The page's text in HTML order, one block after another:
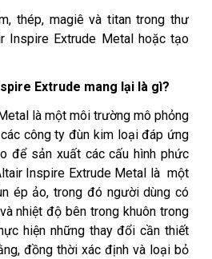
thép, magiê và titan trong thư
Inspire Extrude Metal hoặc tạo
Extrude mang lại là gì?
là một môi trường mô phỏng
công ty đùn kim loại đáp ứng
để sản xuất các cấu hình phức
Inspire Extrude Metal là một
ép ảo, trong đó người dùng có
nhiệt độ bên trong khuôn trong
hiện những thay đổi cần thiết
đồng thời xác định và loại bỏ